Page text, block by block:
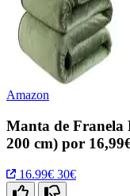
Amazon
Manta de Franela
200 cm) por
16.99€ 30€